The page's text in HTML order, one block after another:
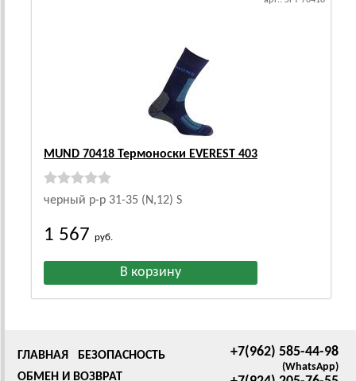
MUND 70418 Термоноски EVEREST 403
черный р-р 31-35 (N,12) S
1 567 руб.
+7(962) 585-44-98
(WhatsApp)
ГЛАВНАЯ
БЕЗОПАСНОСТЬ
ОБМЕН И ВОЗВРАТ